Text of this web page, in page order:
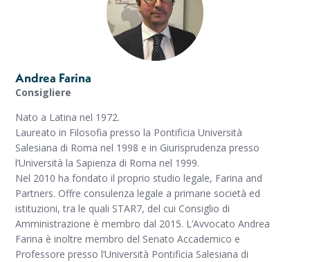
Andrea Farina
Consigliere
Nato a Latina nel 1972.
Laureato in Filosofia presso la Pontificia Università
Salesiana di Roma nel 1998 e in Giurisprudenza presso
l’Università la Sapienza di Roma nel 1999.
Nel 2010 ha fondato il proprio studio legale, Farina and
Partners. Offre consulenza legale a primarie società ed
istituzioni, tra le quali STAR7, del cui Consiglio di
Amministrazione è membro dal 2015. L’Avvocato Andrea
Farina è inoltre membro del Senato Accademico e
Professore presso l’Università Pontificia Salesiana di